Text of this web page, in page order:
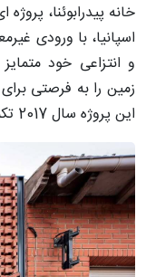
و انتزاعی خود
زمین را به فرصتی
این پروژه سال 2017 تکمیل شده است.